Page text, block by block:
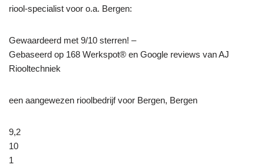
riool-specialist voor o.a. Bergen:
Gewaardeerd met 9/10 sterren! –
Gebaseerd op 168 Werkspot® en Google reviews van AJ
Riooltechniek
een aangewezen rioolbedrijf voor Bergen, Bergen
9,2
10
1